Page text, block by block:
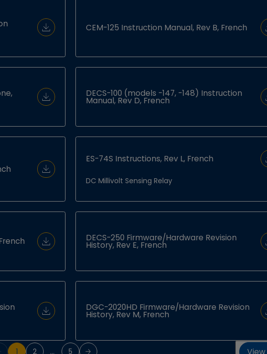
Download DocumentCEM-125 Instruction Manual, Rev B, French
Download Document
DECS-100 (models -147, -148) Instruction
Manual, Rev D, French
Download Document
ES-74S Instructions, Rev L, French
DC Millivolt Sensing Relay
Download Document
DECS-250 Firmware/Hardware Revision
History, Rev E, French
Download Document
DGC-2020HD Firmware/Hardware Revision
History, Rev M, French
1 2 … 5 View